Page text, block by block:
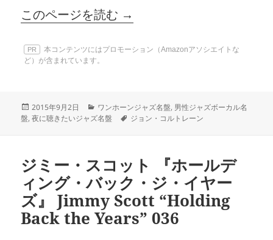
このページを読む →
PR
本コンテンツにはプロモーション（Amazonアソシエイトな
ど）が含まれています。
投
稿
2015年9月2日
カ
テ
ワンホーンジャズ名盤, 男性ジャズボーカル名
盤,夜に聴きたいジャズ名盤
タ
ジョン・コルトレーン
ジミー・スコット 『ホールデ
ィング・バック・ジ・イヤー
ズ』 Jimmy Scott “Holding
Back the Years” 036